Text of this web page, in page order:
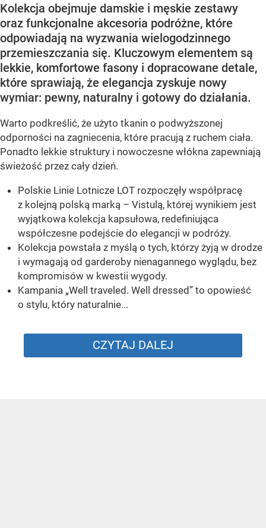
Kolekcja obejmuje damskie i męskie zestawy
oraz funkcjonalne akcesoria podróżne, które
odpowiadają na wyzwania wielogodzinnego
przemieszczania się. Kluczowym elementem są
lekkie, komfortowe fasony i dopracowane detale,
które sprawiają, że elegancja zyskuje nowy
wymiar: pewny, naturalny i gotowy do działania.
Warto podkreślić, że użyto tkanin o podwyższonej
odporności na zagniecenia, które pracują z ruchem ciała.
Ponadto lekkie struktury i nowoczesne włókna zapewniają
świeżość przez cały dzień.
Polskie Linie Lotnicze LOT rozpoczęły współpracę
z kolejną polską marką – Vistulą, której wynikiem jest
wyjątkowa kolekcja kapsułowa, redefiniująca
współczesne podejście do elegancji w podróży.
Kolekcja powstała z myślą o tych, którzy żyją w drodze
i wymagają od garderoby nienagannego wyglądu, bez
kompromisów w kwestii wygody.
Kampania „Well traveled. Well dressed” to opowieść
o stylu, który naturalnie...
CZYTAJ DALEJ